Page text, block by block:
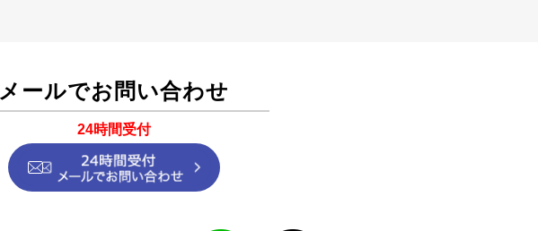
メールでお問い合わせ
24時間受付